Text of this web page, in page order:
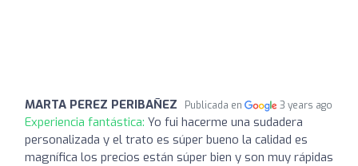
MARTA PEREZ PERIBAÑEZ Publicada en 3 years ago
Experiencia fantástica: Yo fui hacerme una sudadera
personalizada y el trato es súper bueno la calidad es
magnífica los precios están súper bien y son muy rápidas